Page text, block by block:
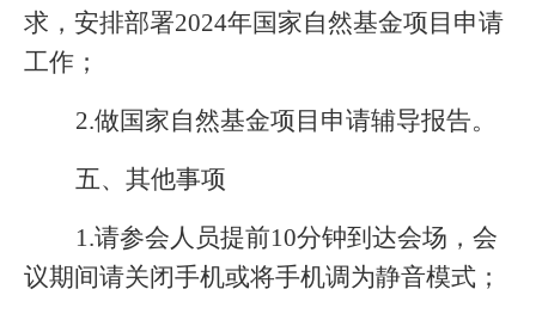
求，安排部署2024年国家自然基金项目申请
工作 ；
2.做国家自然基金项目申请辅导报告。
五、其他事项
1.请参会人员提前10分钟到达会场，会
议期间请关闭手机或将手机调为静音模式；